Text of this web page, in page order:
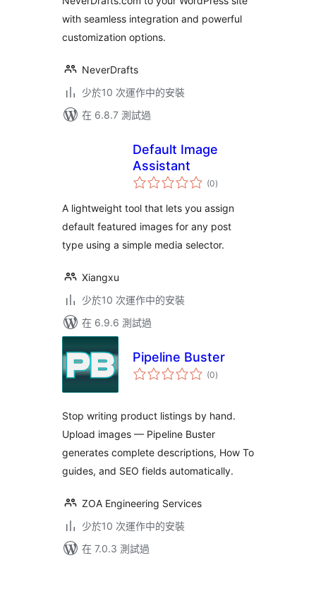
with seamless integration and powerful
customization options.
NeverDrafts
少於10 次運作中的安裝
在 6.8.7 測試過
Default Image
Assistant
(0總
評)
A lightweight tool that lets you assign
default featured images for any post
type using a simple media selector.
Xiangxu
少於10 次運作中的安裝
在 6.9.6 測試過
Pipeline Buster
(0總
評)
Stop writing product listings by hand.
Upload images — Pipeline Buster
generates complete descriptions, How To
guides, and SEO fields automatically.
ZOA Engineering Services
少於10 次運作中的安裝
在 7.0.3 測試過